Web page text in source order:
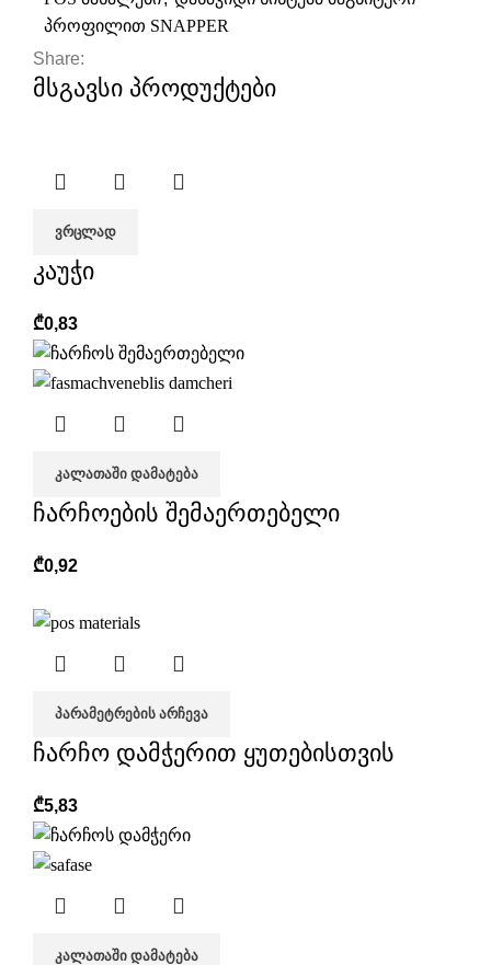
პროფილით SNAPPER
Share:
მსგავსი პროდუქტები
ᲕᲠᲪᲚᲐᲓ
კაუჭი
₾0,83
ᲙᲐᲚᲐᲗᲐᲨᲘ ᲓᲐᲛᲐᲢᲔᲑᲐ
ჩარჩოების შემაერთებელი
₾0,92
ᲞᲐᲠᲐᲛᲔᲢᲠᲔᲑᲘᲡ ᲐᲠᲩᲔᲕᲐ
ჩარჩო დამჭერით ყუთებისთვის
₾5,83
ᲙᲐᲚᲐᲗᲐᲨᲘ ᲓᲐᲛᲐᲢᲔᲑᲐ